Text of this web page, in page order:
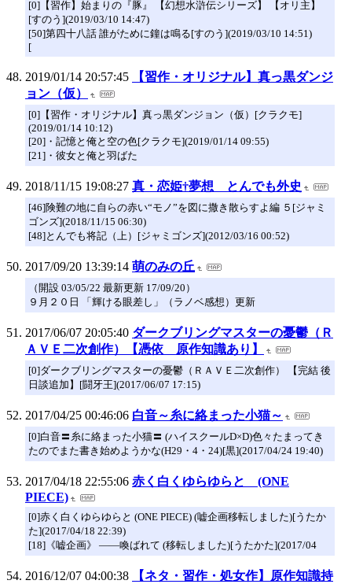
[0]【習作】始まりの『豚』 【幻想水滸伝シリーズ】 【オリ主】
[すのう](2019/03/10 14:47)
[50]第四十八話 誰がために鐘は鳴る[すのう](2019/03/10 14:51)
[
2019/01/14 20:57:45
【習作・オリジナル】真っ黒ダンジ
ョン（仮）
[0]【習作・オリジナル】真っ黒ダンジョン（仮）[クラクモ]
(2019/01/14 10:12)
[20]・記憶と俺と空の色[クラクモ](2019/01/14 09:55)
[21]・彼女と俺と羽ばた
2018/11/15 19:08:27 真・恋姫†夢想 とんでも外史
[46]険難の地に自らの赤い“モノ”を図に撒き散らすよ編 ５[ジャミ
ゴンズ](2018/11/15 06:30)
[48]とんでも将記（上）[ジャミゴンズ](2012/03/16 00:52)
2017/09/20 13:39:14 萌のみの丘
（開設 03/05/22 最新更新 17/09/20）
９月２０日 「輝ける眼差し」（ラノベ感想）更新
2017/06/07 20:05:40 ダークブリングマスターの憂鬱（Ｒ
ＡＶＥ二次創作）【憑依 原作知識あり】
[0]ダークブリングマスターの憂鬱（ＲＡＶＥ二次創作） 【完結 後
日談追加】[闘牙王](2017/06/07 17:15)
2017/04/25 00:46:06 白音～糸に絡まった小猫～
[0]白音〓糸に絡まった小猫〓 (ハイスクールD×D)色々たまってき
たのでまた書き始めようかな(H29・4・24)[黒](2017/04/24 19:40)
2017/04/18 22:55:06 赤く白くゆらゆらと (ONE
PIECE)
[0]赤く白くゆらゆらと (ONE PIECE) (嘘企画移転しました)[うたか
た](2017/04/18 22:39)
[18]《嘘企画》 ――喚ばれて (移転しました)[うたかた](2017/04
2016/12/07 04:00:38
【ネタ・習作・処女作】原作知識持